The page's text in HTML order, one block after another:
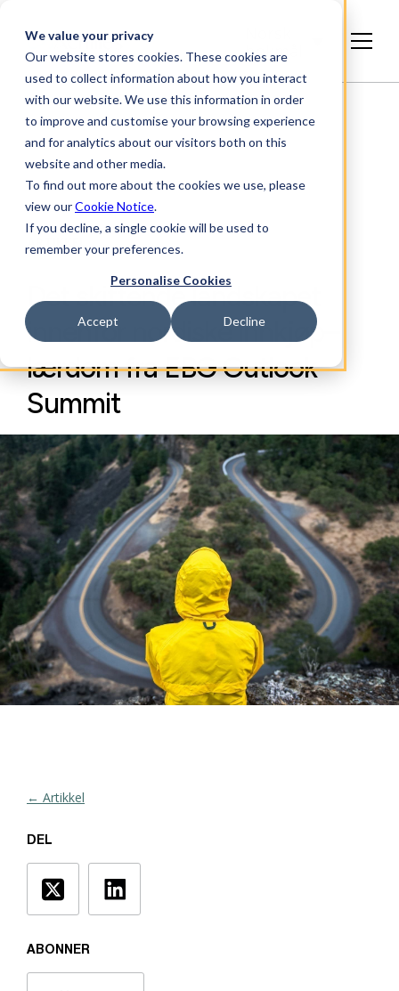
We value your privacy
Our website stores cookies. These cookies are
used to collect information about how you interact
with our website. We use this information in order
to improve and customise your browsing experience
and for analytics about our visitors both on this
website and other media.
To find out more about the cookies we use, please
view ourCookie Notice.
If you decline, a single cookie will be used to
remember your preferences.
Personalise Cookies
Accept Decline
bokmål
ARTIKKEL
Det skiftende landskapet
innenfor nordiske innkjøp–
lærdom fra EBG Outlook
Summit
← Artikkel
DEL
ABONNER